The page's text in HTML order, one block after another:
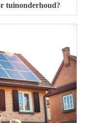
tuinonderhoud?